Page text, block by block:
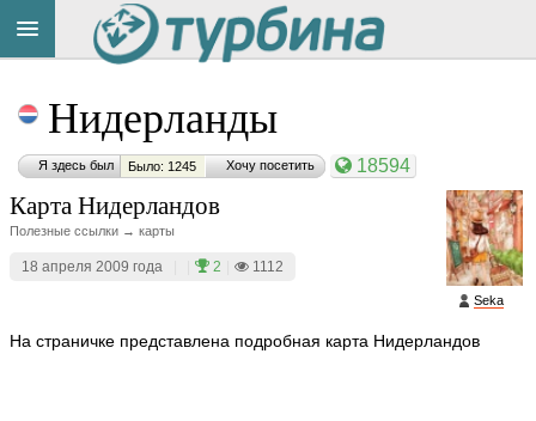
Нидерланды
Я здесь был Было: 1245 Хочу посетить 18594
Seka
Карта Нидерландов
Полезные ссылки → карты
18 апреля 2009 года 2 1112
На страничке представлена подробная карта Нидерландов
на
сайте: